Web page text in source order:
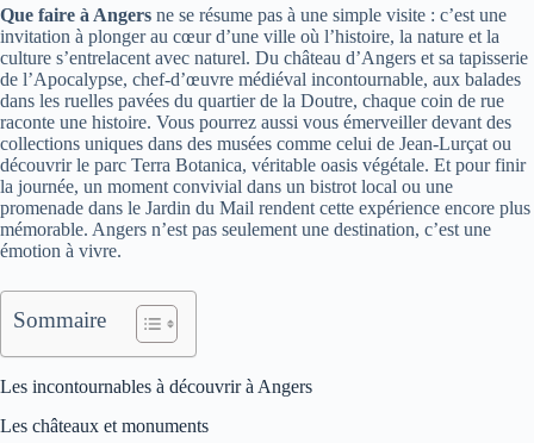
Que faire à Angers ne se résume pas à une simple visite : c’est une
invitation à plonger au cœur d’une ville où l’histoire, la nature et la
culture s’entrelacent avec naturel. Du château d’Angers et sa tapisserie
de l’Apocalypse, chef-d’œuvre médiéval incontournable, aux balades
dans les ruelles pavées du quartier de la Doutre, chaque coin de rue
raconte une histoire. Vous pourrez aussi vous émerveiller devant des
collections uniques dans des musées comme celui de Jean-Lurçat ou
découvrir le parc Terra Botanica, véritable oasis végétale. Et pour finir
la journée, un moment convivial dans un bistrot local ou une
promenade dans le Jardin du Mail rendent cette expérience encore plus
mémorable. Angers n’est pas seulement une destination, c’est une
émotion à vivre.
Sommaire
Les incontournables à découvrir à Angers
Les châteaux et monuments